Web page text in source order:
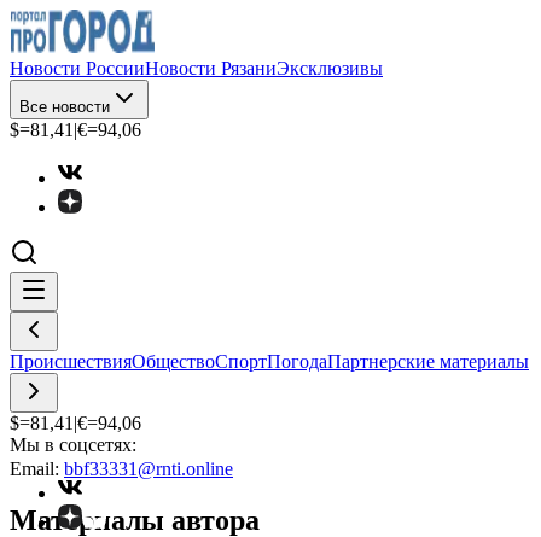
Новости РоссииНовости РязаниЭксклюзивы
Все новости
$=81,41 |€=94,06
ПроисшествияОбществоСпортПогодаПартнерские материалы
$=81,41 |€=94,06
Мы в соцсетях:
Email: bbf33331@rnti.online
Материалы автора